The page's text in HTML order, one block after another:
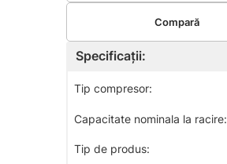
Specificații:
Tip compresor:
Capacitate nominala la racire:
Tip de produs:
Compară